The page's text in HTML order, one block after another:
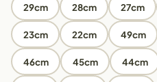
29cm 28cm 27cm
23cm 22cm 49cm
46cm 45cm 44cm